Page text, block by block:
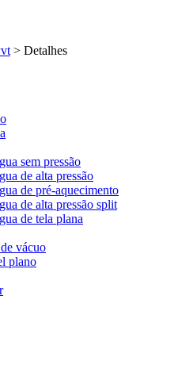
> Detalhes
sem pressão
de alta pressão
de pré-aquecimento
de alta pressão split
de tela plana
vácuo
plano